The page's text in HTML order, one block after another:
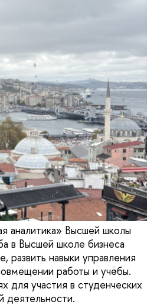
аналитика» Высшей школы
в Высшей школе бизнеса
навыки управления
работы и учёбы.
для участия в студенческих
деятельности.